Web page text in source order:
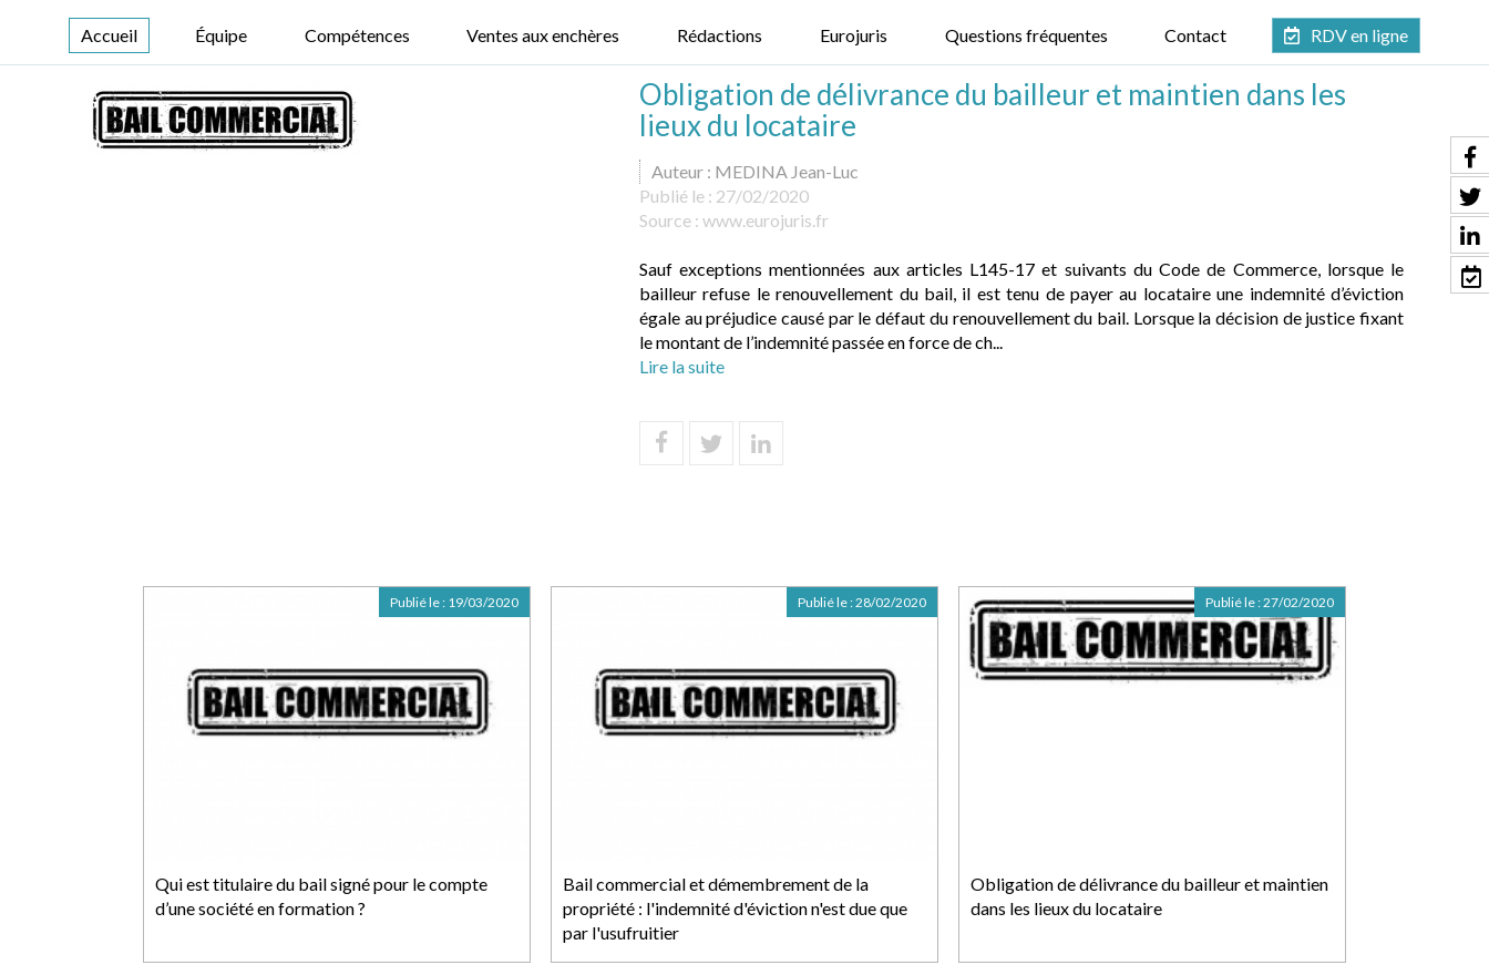
Accueil Équipe Compétences Ventes aux enchères Rédactions Eurojuris Questions fréquentes Contact RDV en ligne
Obligation de délivrance du bailleur et maintien dans les
lieux du locataire
Auteur : MEDINA Jean-Luc
Publié le : 27/02/2020
Source : www.eurojuris.fr
Sauf exceptions mentionnées aux articles L145-17 et suivants du Code de Commerce, lorsque le
bailleur refuse le renouvellement du bail, il est tenu de payer au locataire une indemnité d’éviction
égale au préjudice causé par le défaut du renouvellement du bail. Lorsque la décision de justice fixant
le montant de l’indemnité passée en force de ch...
Lire la suite
Qui est titulaire du bail signé pour le compte
d’une société en formation ?
Publié le : 19/03/2020
Bail commercial et démembrement de la
propriété : l'indemnité d'éviction n'est due que
par l'usufruitier
Publié le :28/02/2020
Obligation de délivrance du bailleur et maintien
dans les lieux du locataire
Publié le :27/02/2020